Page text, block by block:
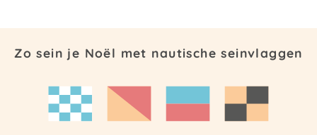
Zo sein je Noël met nautische seinvlaggen